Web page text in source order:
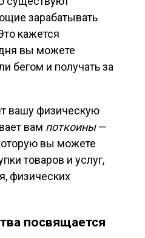
зарабатывать
кажется
вы можете
бегом и получать за
вашу физическую
вам поткоины—
вы можете
товаров и услуг,
физических
посвящается